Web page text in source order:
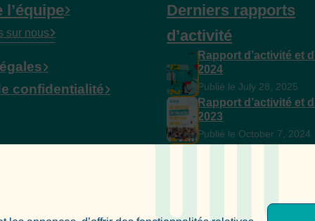
l’équipe
sur nous
confidentialité
Derniers rapports
d’activité
Rapport d’activité et
2024
Publié le July 28, 2025
Rapport d’activité et
2023
Publié le October 7, 2024